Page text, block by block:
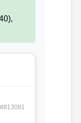
#813081